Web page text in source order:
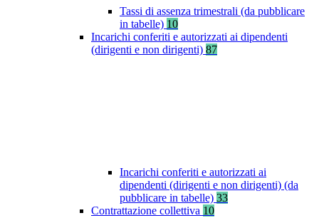
Tassi di assenza trimestrali (da pubblicare
in tabelle) 10
Incarichi conferiti e autorizzati ai dipendenti
(dirigenti e non dirigenti) 87
Incarichi conferiti e autorizzati ai
dipendenti (dirigenti e non dirigenti) (da
pubblicare in tabelle) 33
Contrattazione collettiva 10